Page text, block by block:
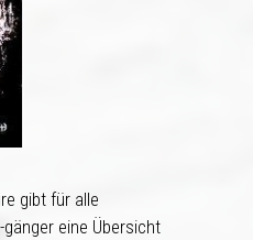
gibt für alle
eine Übersicht